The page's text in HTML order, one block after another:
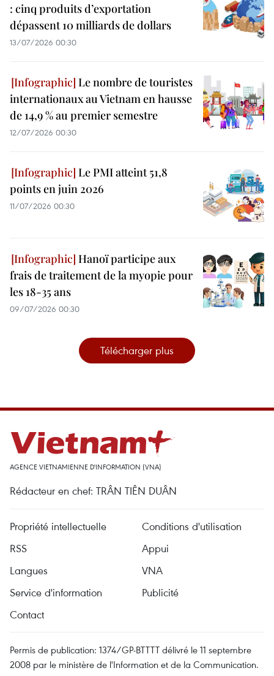
: cinq produits d’exportation
dépassent 10 milliards de dollars
13/07/2026 00:30
Le nombre de touristes
internationaux au Vietnam en hausse
de 14,9 % au premier semestre
12/07/2026 00:30
Le PMI atteint 51,8
points en juin 2026
11/07/2026 00:30
Hanoï participe aux
frais de traitement de la myopie pour
les 18-35 ans
09/07/2026 00:30
Télécharger plus
AGENCE VIETNAMIENNE D'INFORMATION (VNA)
Rédacteur en chef: TRÂN TIÊN DUÂN
Propriété intellectuelle
Conditions d'utilisation
RSS
Appui
Langues
VNA
Service d'information
Publicité
Contact
Permis de publication: 1374/GP-BTTTT délivré le 11 septembre
2008 par le ministère de l'Information et de la Communication.